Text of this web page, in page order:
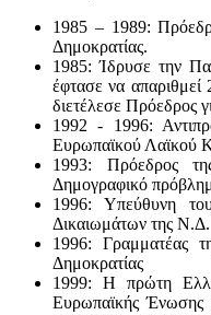
1985 – 1989:
Δημοκρατίας.
1985: Ίδρυσε την
έφτασε να απαριθμεί
διετέλεσε Πρόεδρος
1992 - 1996:
Ευρωπαϊκού Λαϊκού
1993: Πρόεδρος
Δημογραφικό
1996: Υπεύθυνη
Δικαιωμάτων της Ν.Δ.
1996: Γραμματέας
Δημοκρατίας
1999: Η πρώτη
Ευρωπαϊκής Ένωσης